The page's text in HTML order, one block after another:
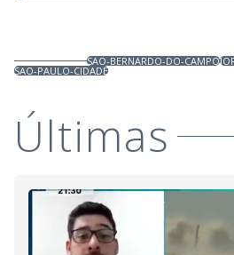
SAO-BERNARDO-DO-CAMPO
SAO-PAULO-CIDADE
Últimas